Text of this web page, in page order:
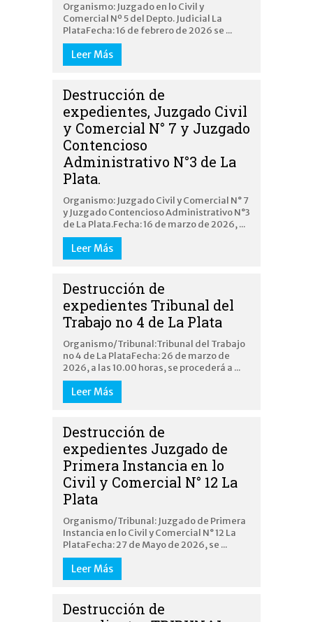
Organismo: Juzgado en lo Civil y
Comercial Nº 5 del Depto. Judicial La
PlataFecha: 16 de febrero de 2026 se ...
Leer Más
Destrucción de
expedientes, Juzgado Civil
y Comercial N° 7 y Juzgado
Contencioso
Administrativo N°3 de La
Plata.
Organismo: Juzgado Civil y Comercial N° 7
y Juzgado Contencioso Administrativo N°3
de La Plata.Fecha: 16 de marzo de 2026, ...
Leer Más
Destrucción de
expedientes Tribunal del
Trabajo no 4 de La Plata
Organismo/Tribunal:Tribunal del Trabajo
no 4 de La PlataFecha: 26 de marzo de
2026, a las 10.00 horas, se procederá a ...
Leer Más
Destrucción de
expedientes Juzgado de
Primera Instancia en lo
Civil y Comercial N° 12 La
Plata
Organismo/Tribunal: Juzgado de Primera
Instancia en lo Civil y Comercial N° 12 La
PlataFecha: 27 de Mayo de 2026, se ...
Leer Más
Destrucción de